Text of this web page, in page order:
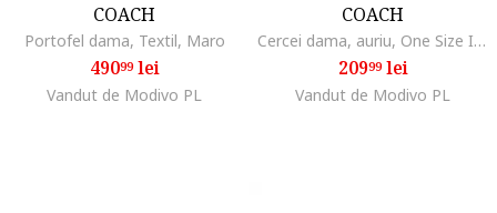
COACH
Portofel dama, Textil, Maro
49099lei
Vandut de Modivo PL
COACH
Cercei dama, auriu, One Size INTL
20999lei
Vandut de Modivo PL